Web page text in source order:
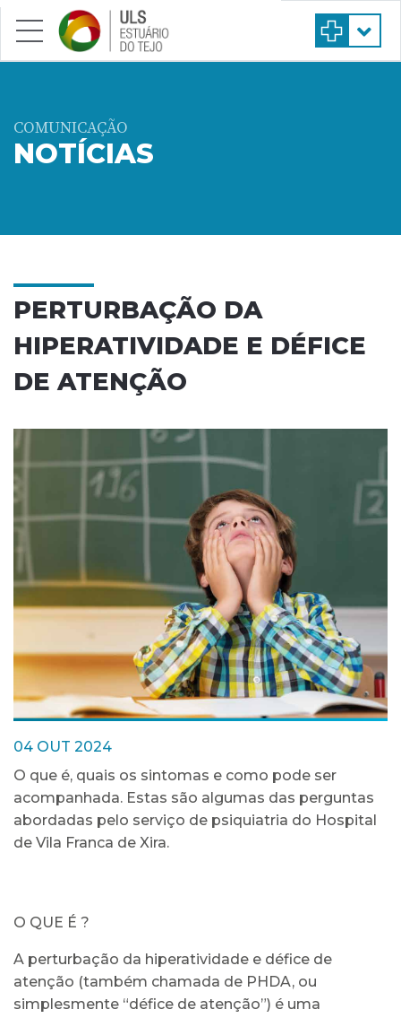
Saltar para conteúdo principal
COMUNICAÇÃO
NOTÍCIAS
PERTURBAÇÃO DA
HIPERATIVIDADE E DÉFICE
DE ATENÇÃO
04 OUT 2024
O que é, quais os sintomas e como pode ser
acompanhada. Estas são algumas das perguntas
abordadas pelo serviço de psiquiatria do Hospital
de Vila Franca de Xira.
O QUE É ?
A perturbação da hiperatividade e défice de
atenção (também chamada de PHDA, ou
simplesmente “défice de atenção”) é uma